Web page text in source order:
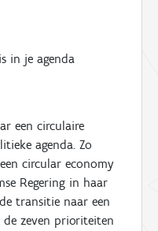
in je agenda
een circulaire
agenda. Zo
circular economy
Regering in haar
transitie naar een
de zeven prioriteiten